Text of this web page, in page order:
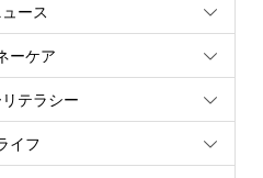
ース
ーケア
テラシー
イフ